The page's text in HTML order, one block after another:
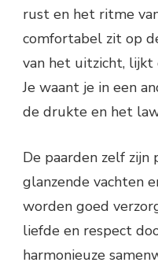
rust en het ritme
comfortabel zit op
van het uitzicht,
Je waant je in een
de drukte en het
De paarden zelf
glanzende vachten
worden goed
liefde en respect
harmonieuze